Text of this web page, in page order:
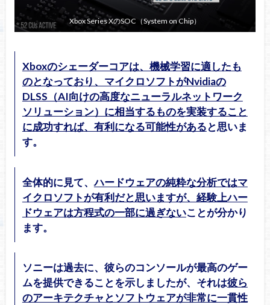
Xbox Series XのSOC（System on Chip）
Xboxのシェーダーコアは、機械学習に適したも
のとなっており、マイクロソフトがNvidiaの
DLSS（AI向けの高度なニューラルネットワーク
ソリューション）に相当するものを実装すること
に成功すれば、有利になる可能性があると思いま
す。
全体的に見て、ハードウェアの純粋な分析ではマ
イクロソフトが有利だと思いますが、経験上ハー
ドウェアは方程式の一部に過ぎないことが分かり
ます。
ソニーは過去に、彼らのコンソールが最高のゲー
ムを提供できることを示しましたが、それは彼ら
のアーキテクチャとソフトウェアが非常に一貫性